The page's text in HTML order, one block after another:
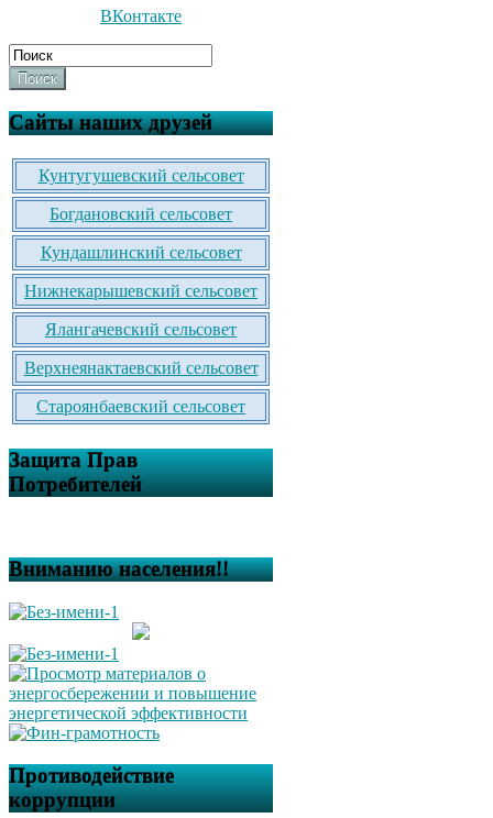
ВКонтакте
Поиск
Сайты наших друзей
Кунтугушевский сельсовет
Богдановский сельсовет
Кундашлинский сельсовет
Нижнекарышевский сельсовет
Ялангачевский сельсовет
Верхнеянактаевский сельсовет
Староянбаевский сельсовет
Защита Прав
Потребителей
Вниманию населения!!
Противодействие
коррупции